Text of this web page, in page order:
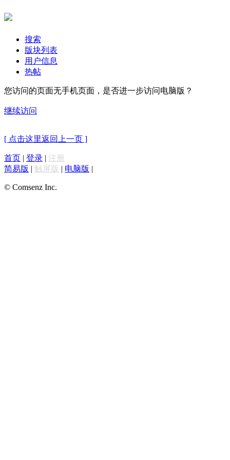
搜索
版块列表
用户信息
热帖
您访问的页面无手机页面，是否进一步访问电脑版？
继续访问
[ 点击这里返回上一页 ]
首页 | 登录 | 注册
简易版 | 触屏版 | 电脑版 |
© Comsenz Inc.